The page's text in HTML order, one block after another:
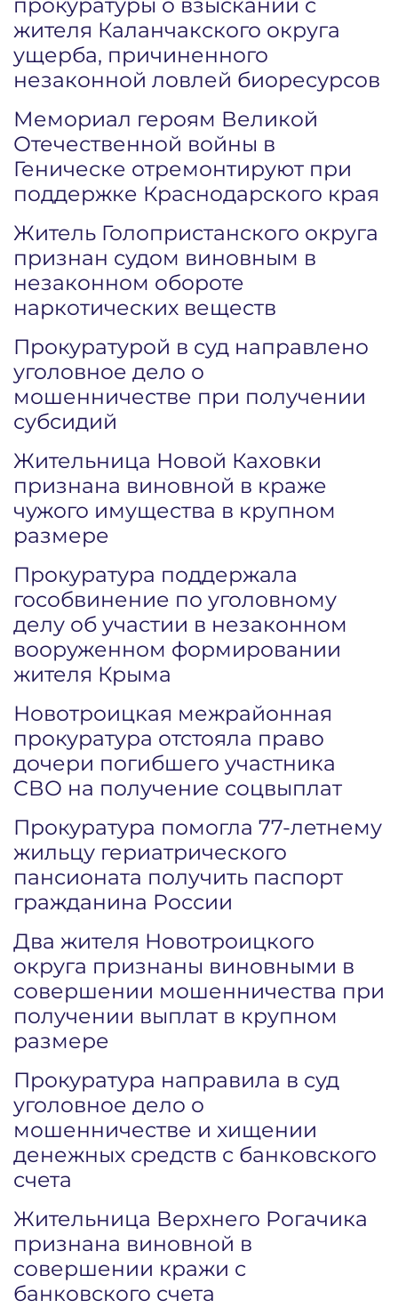
прокуратуры о взыскании с
жителя Каланчакского округа
ущерба, причиненного
незаконной ловлей биоресурсов
Мемориал героям Великой
Отечественной войны в
Геническе отремонтируют при
поддержке Краснодарского края
Житель Голопристанского округа
признан судом виновным в
незаконном обороте
наркотических веществ
Прокуратурой в суд направлено
уголовное дело о
мошенничестве при получении
субсидий
Жительница Новой Каховки
признана виновной в краже
чужого имущества в крупном
размере
Прокуратура поддержала
гособвинение по уголовному
делу об участии в незаконном
вооруженном формировании
жителя Крыма
Новотроицкая межрайонная
прокуратура отстояла право
дочери погибшего участника
СВО на получение соцвыплат
Прокуратура помогла 77-летнему
жильцу гериатрического
пансионата получить паспорт
гражданина России
Два жителя Новотроицкого
округа признаны виновными в
совершении мошенничества при
получении выплат в крупном
размере
Прокуратура направила в суд
уголовное дело о
мошенничестве и хищении
денежных средств с банковского
счета
Жительница Верхнего Рогачика
признана виновной в
совершении кражи с
банковского счета